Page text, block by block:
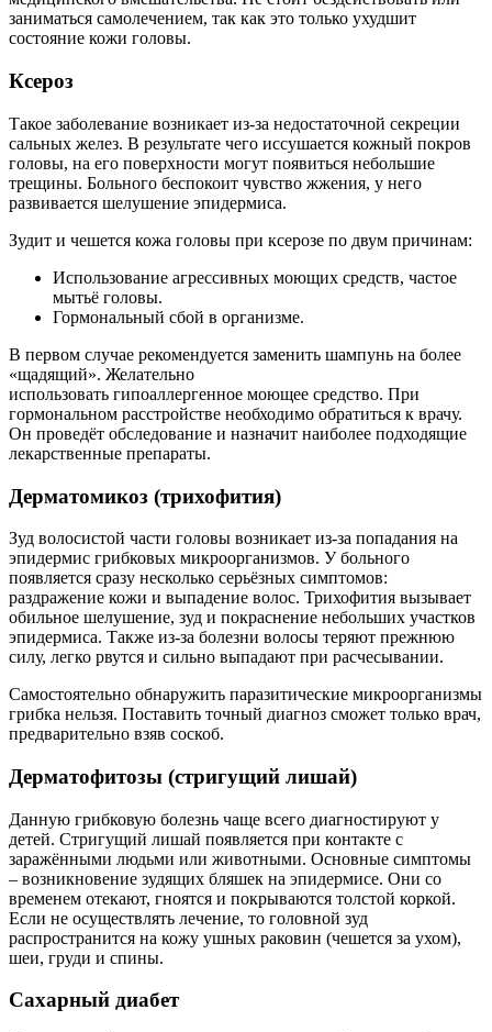
заниматься самолечением, так как это только ухудшит
состояние кожи головы.
Ксероз
Такое заболевание возникает из-за недостаточной секреции
сальных желез. В результате чего иссушается кожный покров
головы, на его поверхности могут появиться небольшие
трещины. Больного беспокоит чувство жжения, у него
развивается шелушение эпидермиса.
Зудит и чешется кожа головы при ксерозе по двум причинам:
Использование агрессивных моющих средств, частое
мытьё головы.
Гормональный сбой в организме.
В первом случае рекомендуется заменить шампунь на более
«щадящий». Желательно
использовать гипоаллергенное моющее средство. При
гормональном расстройстве необходимо обратиться к врачу.
Он проведёт обследование и назначит наиболее подходящие
лекарственные препараты.
Дерматомикоз (трихофития)
Зуд волосистой части головы возникает из-за попадания на
эпидермис грибковых микроорганизмов. У больного
появляется сразу несколько серьёзных симптомов:
раздражение кожи и выпадение волос. Трихофития вызывает
обильное шелушение, зуд и покраснение небольших участков
эпидермиса. Также из-за болезни волосы теряют прежнюю
силу, легко рвутся и сильно выпадают при расчесывании.
Самостоятельно обнаружить паразитические микроорганизмы
грибка нельзя. Поставить точный диагноз сможет только врач,
предварительно взяв соскоб.
Дерматофитозы (стригущий лишай)
Данную грибковую болезнь чаще всего диагностируют у
детей. Стригущий лишай появляется при контакте с
заражёнными людьми или животными. Основные симптомы
– возникновение зудящих бляшек на эпидермисе. Они со
временем отекают, гноятся и покрываются толстой коркой.
Если не осуществлять лечение, то головной зуд
распространится на кожу ушных раковин (чешется за ухом),
шеи, груди и спины.
Сахарный диабет